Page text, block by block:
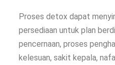
Proses detox dapat
persediaan untuk plan
pencernaan, proses
kelesuan, sakit kepala,